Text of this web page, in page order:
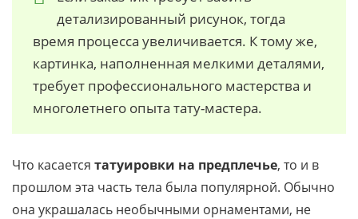
детализированный рисунок, тогда
время процесса увеличивается. К тому же,
картинка, наполненная мелкими деталями,
требует профессионального мастерства и
многолетнего опыта тату-мастера.
Что касается татуировки на предплечье, то и в
прошлом эта часть тела была популярной. Обычно
она украшалась необычными орнаментами, не